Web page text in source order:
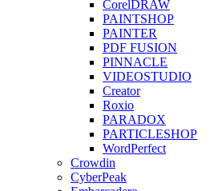
CorelDRAW
PAINTSHOP
PAINTER
PDF FUSION
PINNACLE
VIDEOSTUDIO
Creator
Roxio
PARADOX
PARTICLESHOP
WordPerfect
Crowdin
CyberPeak